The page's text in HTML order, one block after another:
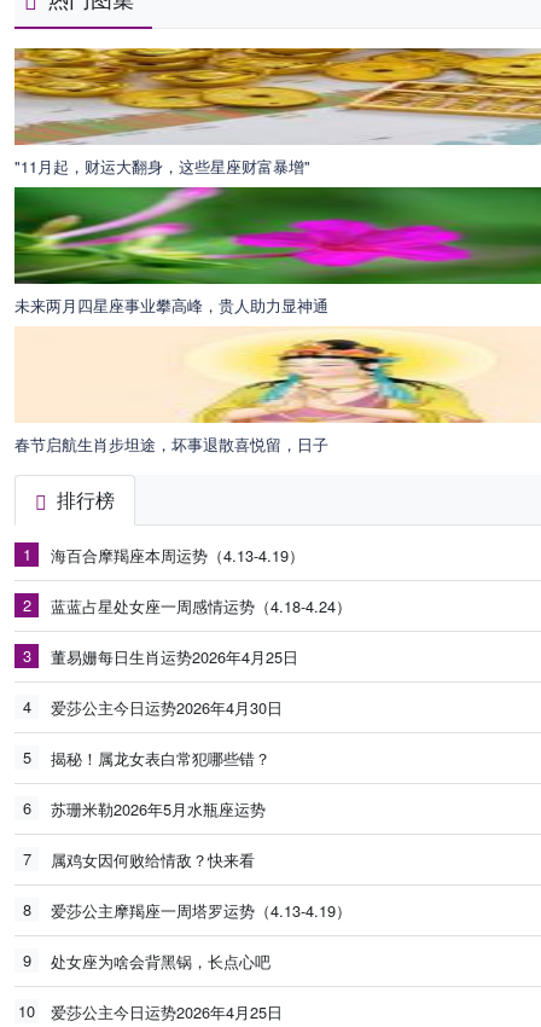
"11月起，财运大翻身，这些星座财富暴增"
未来两月四星座事业攀高峰，贵人助力显神通
春节启航生肖步坦途，坏事退散喜悦留，日子
排行榜
1 海百合摩羯座本周运势（4.13-4.19）
2 蓝蓝占星处女座一周感情运势（4.18-4.24）
3 董易姗每日生肖运势2026年4月25日
4 爱莎公主今日运势2026年4月30日
5 揭秘！属龙女表白常犯哪些错？
6 苏珊米勒2026年5月水瓶座运势
7 属鸡女因何败给情敌？快来看
8 爱莎公主摩羯座一周塔罗运势（4.13-4.19）
9 处女座为啥会背黑锅，长点心吧
10 爱莎公主今日运势2026年4月25日